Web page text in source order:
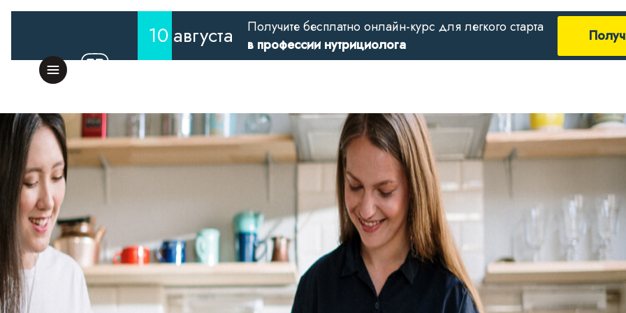
10августа
Получите бесплатно онлайн-курс для легкого старта
в профессии нутрициолога